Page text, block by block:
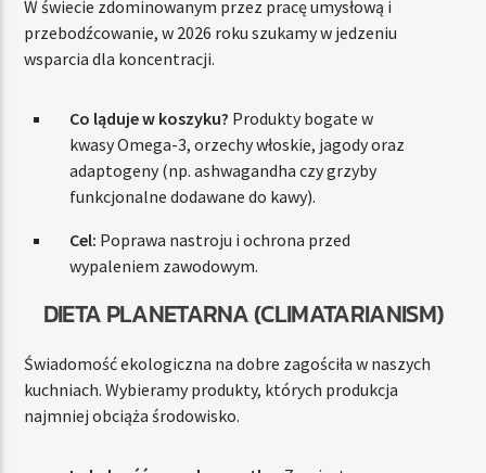
W świecie zdominowanym przez pracę umysłową i
przebodźcowanie, w 2026 roku szukamy w jedzeniu
wsparcia dla koncentracji.
Co ląduje w koszyku? Produkty bogate w
kwasy Omega-3, orzechy włoskie, jagody oraz
adaptogeny (np. ashwagandha czy grzyby
funkcjonalne dodawane do kawy).
Cel: Poprawa nastroju i ochrona przed
wypaleniem zawodowym.
DIETA PLANETARNA (CLIMATARIANISM)
Świadomość ekologiczna na dobre zagościła w naszych
kuchniach. Wybieramy produkty, których produkcja
najmniej obciąża środowisko.